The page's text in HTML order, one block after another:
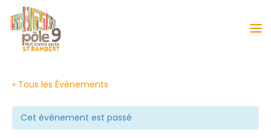
« Tous les Évènements
Cet évènement est passé